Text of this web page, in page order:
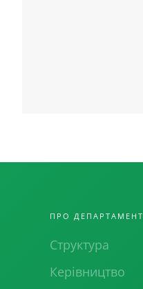
ПРО ДЕПАРТАМЕНТ
Структура
Керівництво